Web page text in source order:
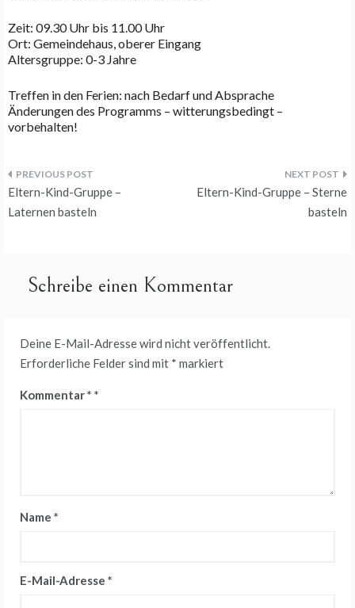
Zeit: 09.30 Uhr bis 11.00 Uhr
Ort: Gemeindehaus, oberer Eingang
Altersgruppe: 0-3 Jahre
Treffen in den Ferien: nach Bedarf und Absprache
Änderungen des Programms – witterungsbedingt –
vorbehalten!
Beitragsnavigation
Eltern-Kind-Gruppe –
Laternen basteln
Eltern-Kind-Gruppe – Sterne
basteln
Schreibe einen Kommentar
Deine E-Mail-Adresse wird nicht veröffentlicht.
Erforderliche Felder sind mit * markiert
Kommentar*
Name *
E-Mail-Adresse *